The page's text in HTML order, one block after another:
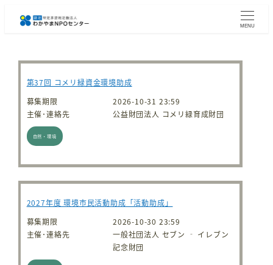
MENU
第37回 コメリ緑資金環境助成
募集期限
2026-10-31 23:59
主催･連絡先
公益財団法人 コメリ緑育成財団
自然・環境
2027年度 環境市民活動助成「活動助成」
募集期限
2026-10-30 23:59
主催･連絡先
一般社団法人 セブン ‐ イレブン
記念財団